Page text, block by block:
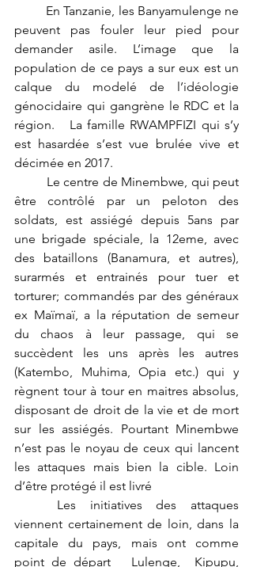
peuvent pas fouler leur pied pour
demander asile. L’image que la
population de ce pays a sur eux est un
calque du modelé de l’idéologie
génocidaire qui gangrène le RDC et la
région.   La famille RWAMPFIZI qui s’y
est hasardée s’est vue brulée vive et
décimée en 2017.
être contrôlé par un peloton des
soldats, est assiégé depuis 5ans par
une brigade spéciale, la 12eme, avec
des bataillons (Banamura, et autres),
surarmés et entrainés pour tuer et
torturer; commandés par des généraux
ex Maïmaï, a la réputation de semeur
du chaos à leur passage, qui se
succèdent les uns après les autres
(Katembo, Muhima, Opia etc.) qui y
règnent tour à tour en maitres absolus,
disposant de droit de la vie et de mort
sur les assiégés. Pourtant Minembwe
n’est pas le noyau de ceux qui lancent
les attaques mais bien la cible. Loin
d’être protégé il est livré
viennent certainement de loin, dans la
capitale du pays, mais ont comme
point de départ   Lulenge,  Kipupu,